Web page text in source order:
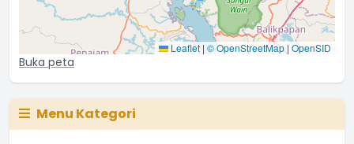
Leaflet | © OpenStreetMap| OpenSID
Buka peta
Menu Kategori